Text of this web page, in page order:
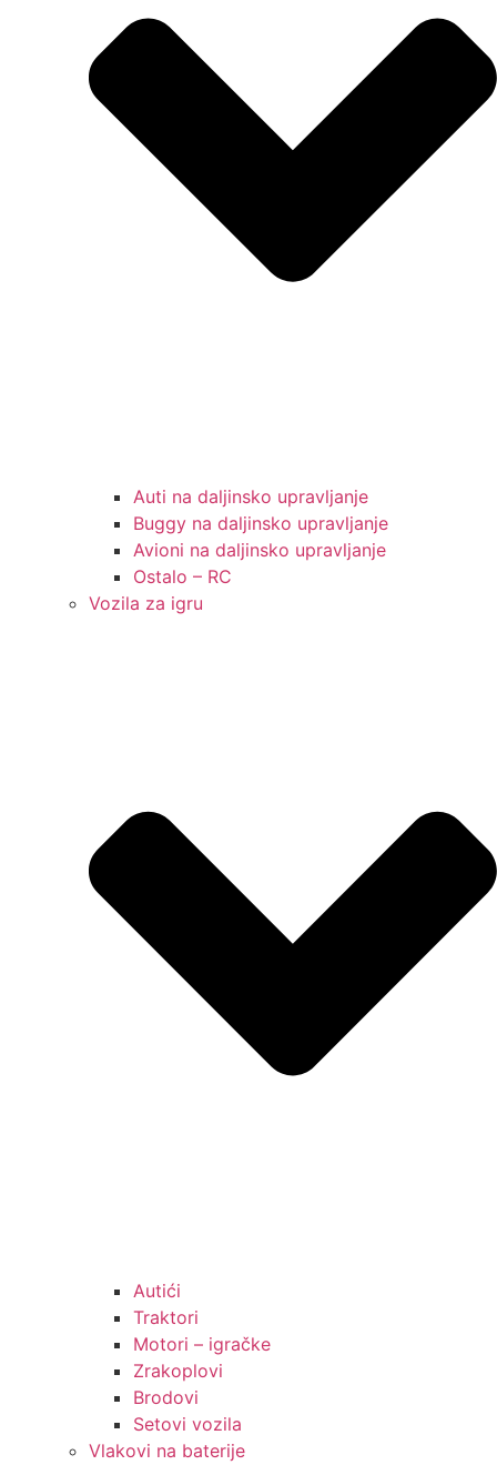
Auti na daljinsko upravljanje
Buggy na daljinsko upravljanje
Avioni na daljinsko upravljanje
Ostalo – RC
Vozila za igru
Autići
Traktori
Motori – igračke
Zrakoplovi
Brodovi
Setovi vozila
Vlakovi na baterije